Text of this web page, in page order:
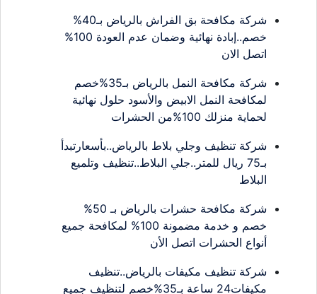
شركة مكافحة بق الفراش بالرياض بـ40%
خصم..إبادة نهائية وضمان عدم العودة 100%
اتصل الان
شركة مكافحة النمل بالرياض بـ35%خصم
لمكافحة النمل الابيض والأسود حلول نهائية
لحماية منزلك 100%من الحشرات
شركة تنظيف وجلي بلاط بالرياض..بأسعارتبدأ
بـ75 ريال للمتر..جلي البلاط..تنظيف وتلميع
البلاط
شركة مكافحة حشرات بالرياض بـ 50%
خصم و خدمة مضمونة 100% لمكافحة جميع
أنواع الحشرات اتصل الأن
شركة تنظيف مكيفات بالرياض..تنظيف
مكيفات24 ساعة بـ35%خصم لتنظيف جميع